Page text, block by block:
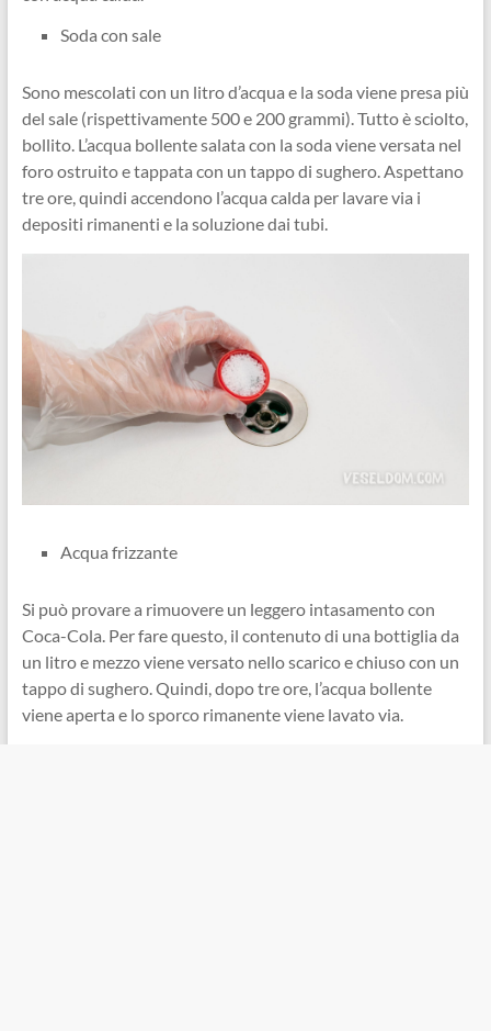
Soda con sale
Sono mescolati con un litro d’acqua e la soda viene presa più
del sale (rispettivamente 500 e 200 grammi). Tutto è sciolto,
bollito. L’acqua bollente salata con la soda viene versata nel
foro ostruito e tappata con un tappo di sughero. Aspettano
tre ore, quindi accendono l’acqua calda per lavare via i
depositi rimanenti e la soluzione dai tubi.
Acqua frizzante
Si può provare a rimuovere un leggero intasamento con
Coca-Cola. Per fare questo, il contenuto di una bottiglia da
un litro e mezzo viene versato nello scarico e chiuso con un
tappo di sughero. Quindi, dopo tre ore, l’acqua bollente
viene aperta e lo sporco rimanente viene lavato via.